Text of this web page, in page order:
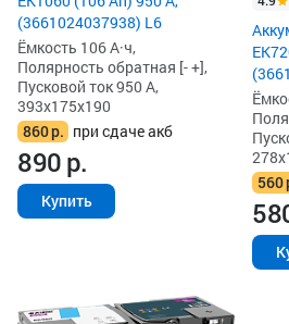
(3661024037938) L6
Ёмкость 106 А·ч,
Полярность обратная [- +],
Пусковой ток 950 А,
393x175x190
860р. при сдаче акб
890р.
Купить
560